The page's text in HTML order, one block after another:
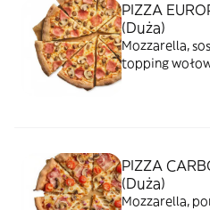
PIZZA
(Duża)
Mozzarella,
topping
PIZZA
(Duża)
Mozzarella,